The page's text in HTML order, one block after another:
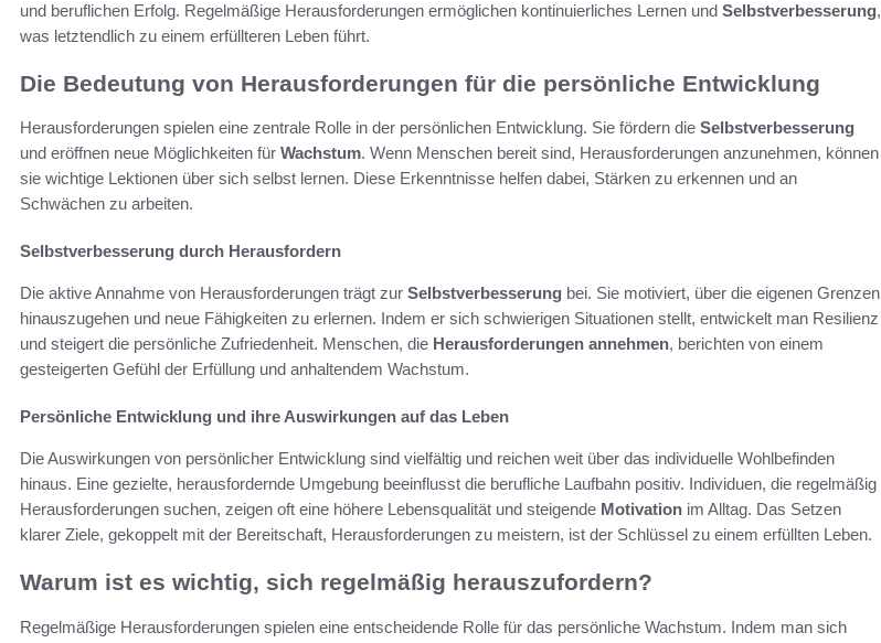
und beruflichen Erfolg. Regelmäßige Herausforderungen ermöglichen kontinuierliches Lernen und Selbstverbesserung,
was letztendlich zu einem erfüllteren Leben führt.
Die Bedeutung von Herausforderungen für die persönliche Entwicklung
Herausforderungen spielen eine zentrale Rolle in der persönlichen Entwicklung. Sie fördern die Selbstverbesserung
und eröffnen neue Möglichkeiten für Wachstum. Wenn Menschen bereit sind, Herausforderungen anzunehmen, können
sie wichtige Lektionen über sich selbst lernen. Diese Erkenntnisse helfen dabei, Stärken zu erkennen und an
Schwächen zu arbeiten.
Selbstverbesserung durch Herausfordern
Die aktive Annahme von Herausforderungen trägt zur Selbstverbesserung bei. Sie motiviert, über die eigenen Grenzen
hinauszugehen und neue Fähigkeiten zu erlernen. Indem er sich schwierigen Situationen stellt, entwickelt man Resilienz
und steigert die persönliche Zufriedenheit. Menschen, die Herausforderungen annehmen, berichten von einem
gesteigerten Gefühl der Erfüllung und anhaltendem Wachstum.
Persönliche Entwicklung und ihre Auswirkungen auf das Leben
Die Auswirkungen von persönlicher Entwicklung sind vielfältig und reichen weit über das individuelle Wohlbefinden
hinaus. Eine gezielte, herausfordernde Umgebung beeinflusst die berufliche Laufbahn positiv. Individuen, die regelmäßig
Herausforderungen suchen, zeigen oft eine höhere Lebensqualität und steigende Motivation im Alltag. Das Setzen
klarer Ziele, gekoppelt mit der Bereitschaft, Herausforderungen zu meistern, ist der Schlüssel zu einem erfüllten Leben.
Warum ist es wichtig, sich regelmäßig herauszufordern?
Regelmäßige Herausforderungen spielen eine entscheidende Rolle für das persönliche Wachstum. Indem man sich